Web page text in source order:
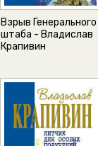
Взрыв Генерального
штаба - Владислав
Крапивин